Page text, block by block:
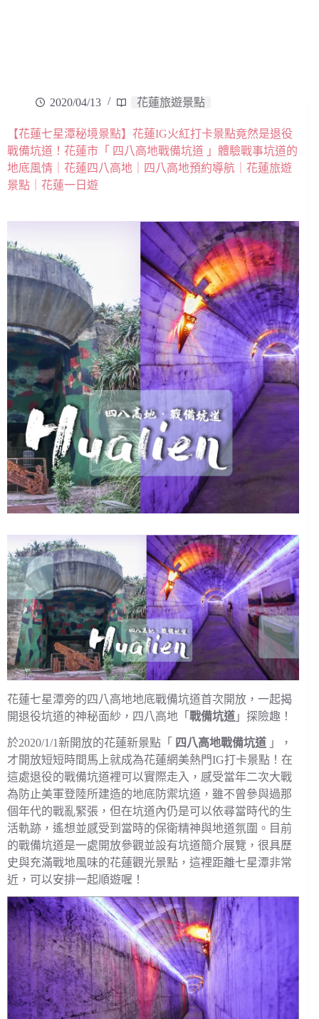
2020/04/13 花蓮旅遊景點
【花蓮七星潭秘境景點】花蓮IG火紅打卡景點竟然是退役
戰備坑道！花蓮市「 四八高地戰備坑道 」體驗戰事坑道的
地底風情｜花蓮四八高地｜四八高地預約導航｜花蓮旅遊
景點｜花蓮一日遊
花蓮七星潭旁的四八高地地底戰備坑道首次開放，一起揭
開退役坑道的神秘面紗，四八高地「 戰備坑道 」探險趣！
於2020/1/1新開放的花蓮新景點「 四八高地戰備坑道 」，
才開放短短時間馬上就成為花蓮網美熱門IG打卡景點！在
這處退役的戰備坑道裡可以實際走入，感受當年二次大戰
為防止美軍登陸所建造的地底防禦坑道，雖不曾參與過那
個年代的戰亂緊張，但在坑道內仍是可以依尋當時代的生
活軌跡，遙想並感受到當時的保衛精神與地道氛圍。目前
的戰備坑道是一處開放參觀並設有坑道簡介展覽，很具歷
史與充滿戰地風味的花蓮觀光景點，這裡距離七星潭非常
近，可以安排一起順遊喔！